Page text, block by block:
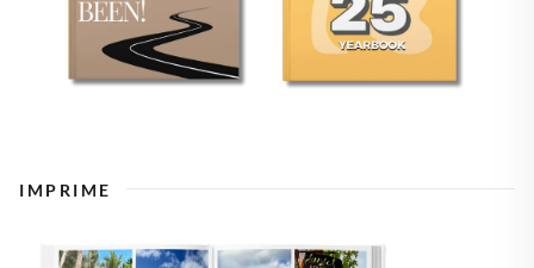
IMPRIME